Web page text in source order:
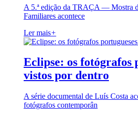
A 5.ª edição da TRAÇA — Mostra
Familiares acontece
Ler mais+
Eclipse: os fotógrafos
vistos por dentro
A série documental de Luís Costa
fotógrafos contemporân